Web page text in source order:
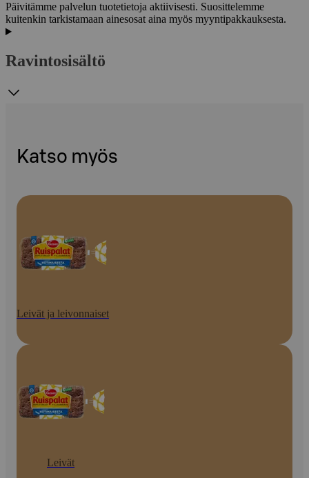
Päivitämme palvelun tuotetietoja aktiivisesti. Suosittelemme
kuitenkin tarkistamaan ainesosat aina myös myyntipakkauksesta.
Ravintosisältö
Katso myös
Leivät ja leivonnaiset
Leivät